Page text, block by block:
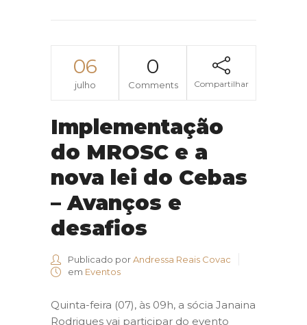
06
julho
0
Comments Compartilhar
Implementação
do MROSC e a
nova lei do Cebas
– Avanços e
desafios
Publicado porAndressa Reais Covac
em Eventos
Quinta-feira (07), às 09h, a sócia Janaina
Rodrigues vai participar do evento